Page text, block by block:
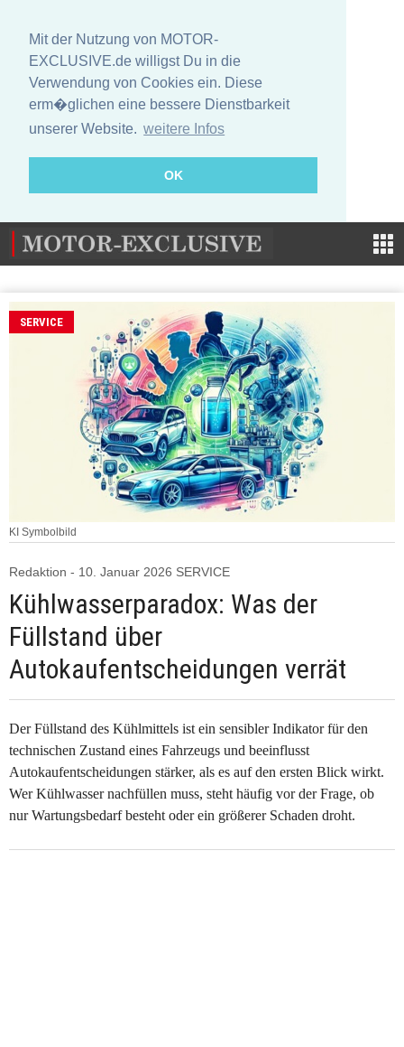
Mit der Nutzung von MOTOR-
EXCLUSIVE.de willigst Du in die
Verwendung von Cookies ein. Diese
erm�glichen eine bessere Dienstbarkeit
unserer Website. weitere Infos
OK
KI Symbolbild
SERVICE
Redaktion - 10. Januar 2026 SERVICE
Kühlwasserparadox: Was der
Füllstand über
Autokaufentscheidungen verrät
Der Füllstand des Kühlmittels ist ein sensibler Indikator für den
technischen Zustand eines Fahrzeugs und beeinflusst
Autokaufentscheidungen stärker, als es auf den ersten Blick wirkt.
Wer Kühlwasser nachfüllen muss, steht häufig vor der Frage, ob
nur Wartungsbedarf besteht oder ein größerer Schaden droht.